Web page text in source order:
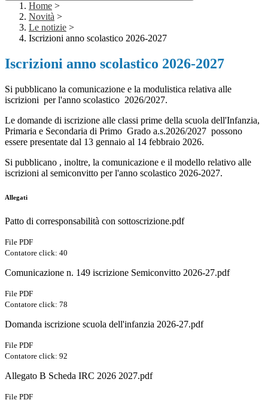
Home >
Novità >
Le notizie >
Iscrizioni anno scolastico 2026-2027
Iscrizioni anno scolastico 2026-2027
Si pubblicano la comunicazione e la modulistica relativa alle
iscrizioni per l'anno scolastico 2026/2027.
Le domande di iscrizione alle classi prime della scuola dell'Infanzia,
Primaria e Secondaria di Primo Grado a.s.2026/2027 possono
essere presentate dal 13 gennaio al 14 febbraio 2026.
Si pubblicano , inoltre, la comunicazione e il modello relativo alle
iscrizioni al semiconvitto per l'anno scolastico 2026-2027.
Allegati
Patto di corresponsabilità con sottoscrizione.pdf
File PDF
Contatore click: 40
Comunicazione n. 149 iscrizione Semiconvitto 2026-27.pdf
File PDF
Contatore click: 78
Domanda iscrizione scuola dell'infanzia 2026-27.pdf
File PDF
Contatore click: 92
Allegato B Scheda IRC 2026 2027.pdf
File PDF